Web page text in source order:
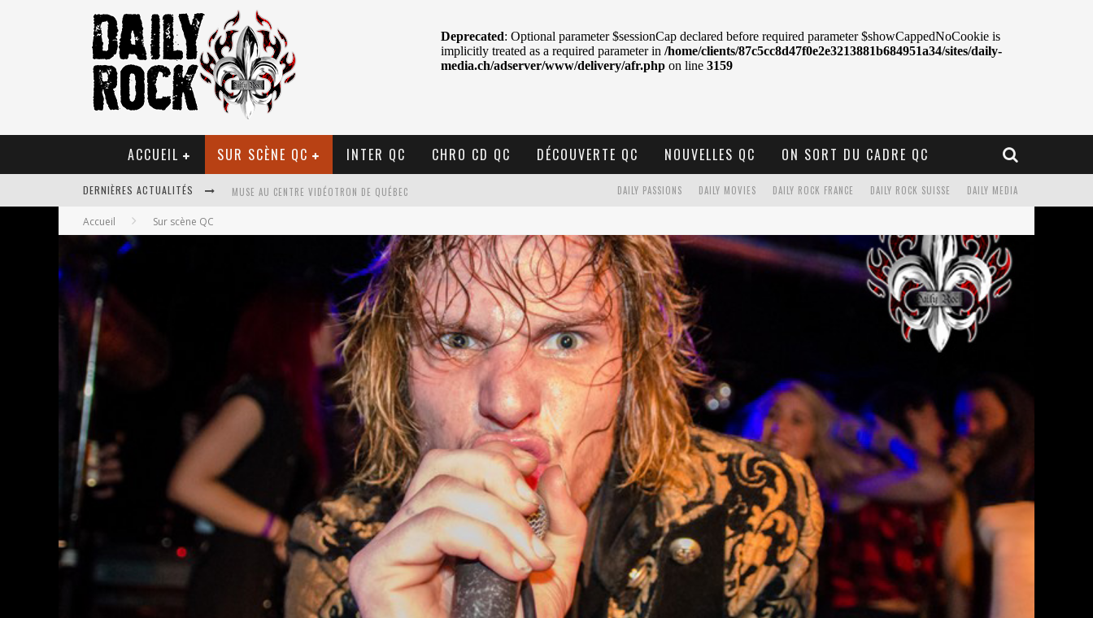
ACCUEIL SUR SCÈNE QC INTER QC CHRO CD QC DÉCOUVERTE QC NOUVELLES QC ON SORT DU CADRE QC
DERNIÈRES ACTUALITÉS MUSE AU CENTRE VIDÉOTRON DE QUÉBEC
JOURNEY AU CENTRE VIDÉOTRON : SAME OR SEPARATE WAYS?
LA TRAGÉDIE SORT DE LA NOUVELLE MUSIQUE
TOVE LO ÉTAIT DE PASSAGE AU MTELUS
LES DANSEURS ÉTOILES PARASITENT TON CIEL
JEFF MARTIN AU CORONA DE MONTRÉAL
ON VA SE LE DIRE, SWORD EST DE RETOUR
LA COMPIL’ ZOO DE SLAM DISQUES EST DE RETOUR
LES RÊVES SONT FAITS POUR ÊTRE RÉALISÉS
DEATH NOTE SILENCE - COLLIDE AND COLLAPSE
ÉNORME SUCCÈS POUR MUSE ET SES SHOWS AU QUÉBEC
DAILY MEDIA
DAILY ROCK SUISSE
DAILY ROCK FRANCE
DAILY MOVIES
DAILY PASSIONS
Accueil Sur scène QC